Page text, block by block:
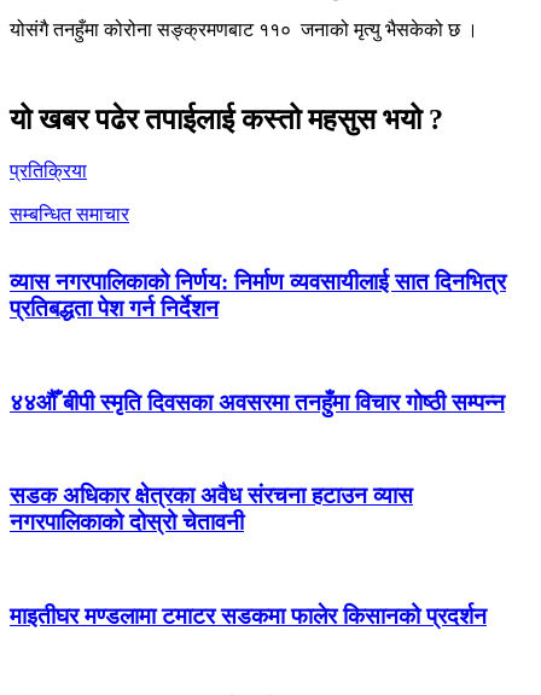
योसंगै तनहुँमा कोरोना सङ्क्रमणबाट ११० जनाको मृत्यु भैसकेको छ ।
यो खबर पढेर तपाईलाई कस्तो महसुस भयो ?
प्रतिक्रिया
सम्बन्धित समाचार
व्यास नगरपालिकाको निर्णय: निर्माण व्यवसायीलाई सात दिनभित्र
प्रतिबद्धता पेश गर्न निर्देशन
४४औँ बीपी स्मृति दिवसका अवसरमा तनहुँमा विचार गोष्ठी सम्पन्न
सडक अधिकार क्षेत्रका अवैध संरचना हटाउन व्यास
नगरपालिकाको दोस्रो चेतावनी
माइतीघर मण्डलामा टमाटर सडकमा फालेर किसानको प्रदर्शन